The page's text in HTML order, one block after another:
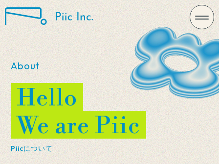
About
Hello
We are Piic
Piicについて